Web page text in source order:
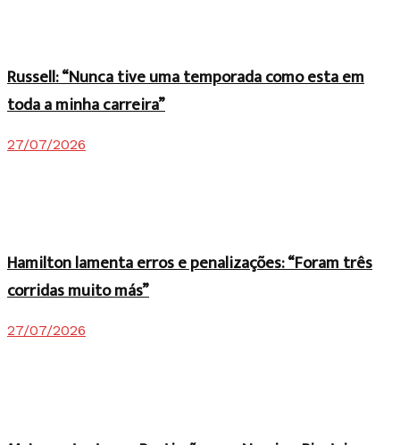
Russell: “Nunca tive uma temporada como esta em
toda a minha carreira”
27/07/2026
Hamilton lamenta erros e penalizações: “Foram três
corridas muito más”
27/07/2026